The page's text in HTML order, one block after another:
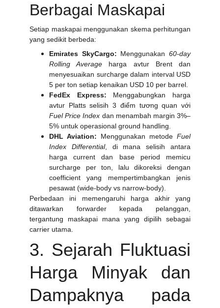
Berbagai Maskapai
Setiap maskapai menggunakan skema perhitungan
yang sedikit berbeda:
Emirates SkyCargo: Menggunakan60-day
Rolling Average harga avtur Brent dan
menyesuaikan surcharge dalam interval USD
5 per ton setiap kenaikan USD 10 per barrel.
FedEx Express: Menggabungkan harga
avtur Platts selisih 3 điểm tương quan với
Fuel Price Index dan menambah margin 3%–
5% untuk operasional ground handling.
DHL Aviation: Menggunakan metode Fuel
Index Differential, di mana selisih antara
harga current dan base period memicu
surcharge per ton, lalu dikoreksi dengan
coefficient yang mempertimbangkan jenis
pesawat (wide-body vs narrow-body).
Perbedaan ini memengaruhi harga akhir yang
ditawarkan forwarder kepada pelanggan,
tergantung maskapai mana yang dipilih sebagai
carrier utama.
3. Sejarah Fluktuasi
Harga Minyak dan
Dampaknya pada